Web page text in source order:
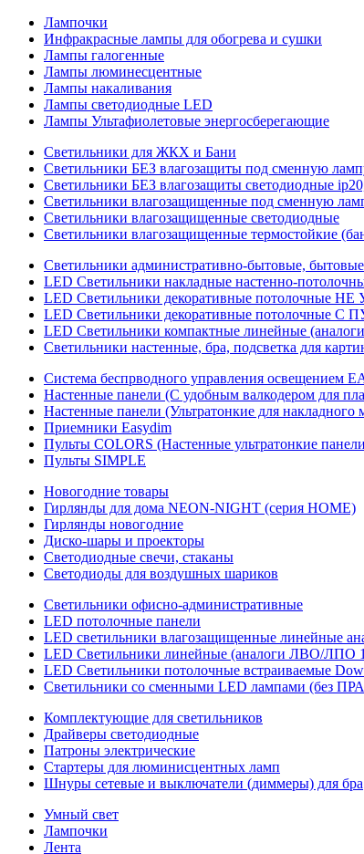
Лампочки
Инфракрасные лампы для обогрева и сушки
Лампы галогенные
Лампы люминесцентные
Лампы накаливания
Лампы светодиодные LED
Лампы Ультафиолетовые энергосберегающие
Светильники для ЖКХ и Бани
Светильники БЕЗ влагозащиты под сменную
Светильники БЕЗ влагозащиты светодиодные
Светильники влагозащищенные под сменную
Светильники влагозащищенные светодиодные
Светильники влагозащищенные термостойкие
Светильники административно-бытовые,
LED Cветильники накладные настенно-
LED Светильники декоративные потолочные
LED Светильники декоративные потолочные С
LED Светильники компактные линейные
Светильники настенные, бра, подсветка для
Система беспрводного управления освещением
Настенные панели (С удобным валкодером для
Настенные панели (Ультратонкие для
Приемники Easydim
Пульты COLORS (Настенные ультратонкие
Пульты SIMPLE
Новогодние товары
Гирлянды для дома NEON-NIGHT (серия HOME)
Гирлянды новогодние
Диско-шары и проекторы
Светодиодные свечи, стаканы
Светодиоды для воздушных шариков
Светильники офисно-административные
LED потолочные панели
LED светильники влагозащищенные линейные
LED Светильники линейные (аналоги ЛВО/ЛПО
LED Светильники потолочные встраиваемые
Светильники со сменными LED лампами (без
Комплектующие для светильников
Драйверы светодиодные
Патроны электрические
Стартеры для люминисцентных ламп
Шнуры сетевые и выключатели (диммеры) для бра
Умный свет
Лампочки
Лента